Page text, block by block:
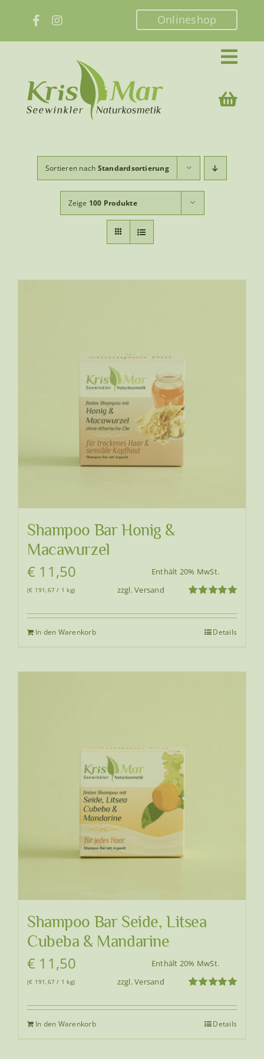
springen
Onlineshop
Sortieren nach Standardsortierung
Zeige 100 Produkte
Shampoo Bar Honig &
Macawurzel
mit5.00von
€ 11,50 Enthält 20% MwSt.
(€ 191,67 / 1 kg) zzgl.Versand
In den Warenkorb Details
Shampoo Bar Seide, Litsea
Cubeba & Mandarine
mit5.00von
€ 11,50 Enthält 20% MwSt.
(€ 191,67 / 1 kg) zzgl.Versand
In den Warenkorb Details